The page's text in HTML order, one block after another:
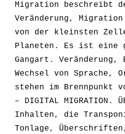
Migration beschreibt
Veränderung,
von der kleinsten
Planeten. Es ist eine
Gangart. Veränderung,
Wechsel von Sprache,
stehen im Brennpunkt
– DIGITAL MIGRATION.
Inhalten, die
Tonlage,